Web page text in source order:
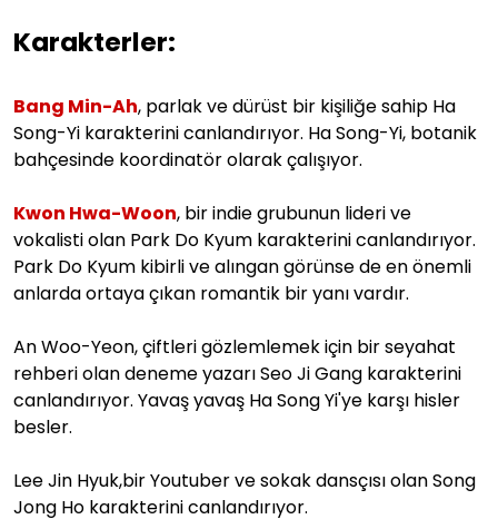
Karakterler:
Bang Min-Ah, parlak ve dürüst bir kişiliğe sahip Ha
Song-Yi karakterini canlandırıyor. Ha Song-Yi, botanik
bahçesinde koordinatör olarak çalışıyor.
Kwon Hwa-Woon, bir indie grubunun lideri ve
vokalisti olan Park Do Kyum karakterini canlandırıyor.
Park Do Kyum kibirli ve alıngan görünse de en önemli
anlarda ortaya çıkan romantik bir yanı vardır.
An Woo-Yeon, çiftleri gözlemlemek için bir seyahat
rehberi olan deneme yazarı Seo Ji Gang karakterini
canlandırıyor. Yavaş yavaş Ha Song Yi'ye karşı hisler
besler.
Lee Jin Hyuk,bir Youtuber ve sokak dansçısı olan Song
Jong Ho karakterini canlandırıyor.